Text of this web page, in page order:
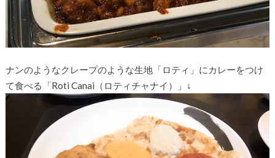
ナンのようなクレープのような生地「ロティ」にカレーをつけ
て食べる「Roti Canai（ロティチャナイ）」↓